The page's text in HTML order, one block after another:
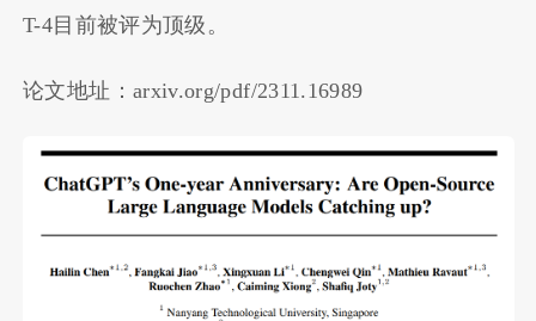
T-4目前被评为顶级。
论文地址：arxiv.org/pdf/2311.16989